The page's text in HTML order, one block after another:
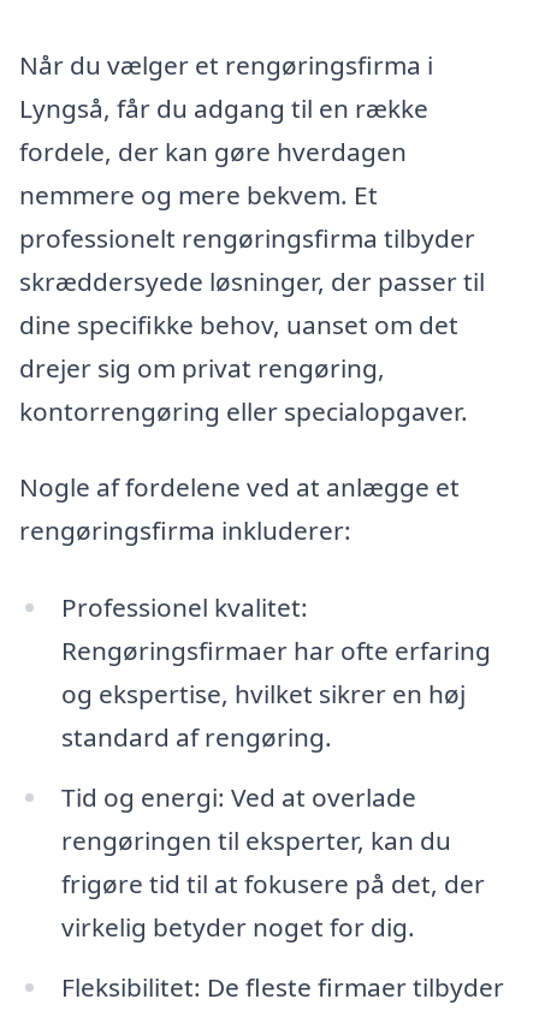
Når du vælger et rengøringsfirma i
Lyngså, får du adgang til en række
fordele, der kan gøre hverdagen
nemmere og mere bekvem. Et
professionelt rengøringsfirma tilbyder
skræddersyede løsninger, der passer til
dine specifikke behov, uanset om det
drejer sig om privat rengøring,
kontorrengøring eller specialopgaver.
Nogle af fordelene ved at anlægge et
rengøringsfirma inkluderer:
Professionel kvalitet:
Rengøringsfirmaer har ofte erfaring
og ekspertise, hvilket sikrer en høj
standard af rengøring.
Tid og energi: Ved at overlade
rengøringen til eksperter, kan du
frigøre tid til at fokusere på det, der
virkelig betyder noget for dig.
Fleksibilitet: De fleste firmaer tilbyder